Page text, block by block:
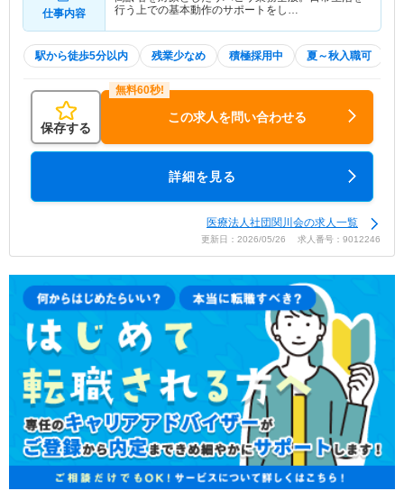
仕事内容
行う上での基本動作のサポートをし…
駅から徒歩5分以内 残業少なめ 積極採用中 夏～秋入職可
保存する
この求人を問い合わせる
詳細を見る
医療法人社団関川会の求人一覧
更新日：2026/05/26 求人番号：9012246